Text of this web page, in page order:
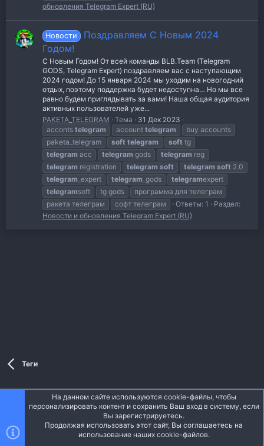
обновления Telegram Expert (RU)
Новости
Поздравляем С Новым 2024
Годом!
С Новым Годом! От всей команды BLB.Team (Telegram
GODS, Telegram Expert) поздравляем вас с наступающим
2024 годом! До 15 января 2024 мы уходим на новогодний
отдых, поэтому поддержка будет недоступна… Но мы все
равно будем приглядывать за вами! Наша общая аудитория
активных пользователей уже...
PAKETA_TELEGRAM
Тема
31 Дек 2023
acconts telegram account telegram
buy accounts
paketa_telegram
soft telegram soft tg
telegram acc telegram gods telegram reg
telegram registration telegram soft telegram soft 2.0
telegram _expert telegram _gods telegramexpert
telegramsoft tg gods
программа для телеграм
ракета телеграм
софт телеграм Ответы: 1
Раздел:
Новости и обновления Telegram Expert (RU)
Теги
Style and add-ons by ThemeHouse
Перевод от Jumuro ®
Запросы 13 Время 0.0477s Память 3.61MB
Верх
На данном сайте используются cookie-файлы, чтобы
персонализировать контент и сохранить Ваш вход в систему, если
Вы зарегистрируетесь.
Продолжая использовать этот сайт, Вы соглашаетесь на
использование наших cookie-файлов.